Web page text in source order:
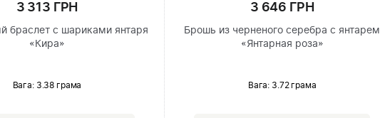
3 313 ГРН
браслет с шариками янтаря
«Кира»
Вага: 3.38 грама
3 646 ГРН
Брошь из черненого серебра с янтарем
«Янтарная роза»
Вага: 3.72 грама